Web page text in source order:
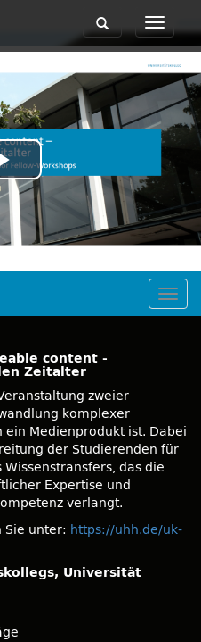
Toggle
Toggle
navigation
Play
Video
content -
Zeitalter
zweier
komplexer
Medienprodukt ist. Dabei
der Studierenden für
das die
Expertise und
verlangt.
unter: https://uhh.de/uk-
Universität